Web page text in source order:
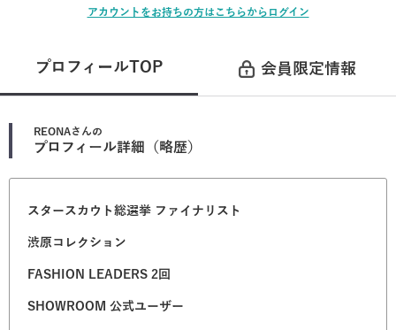
アカウントをお持ちの方はこちらからログイン
プロフィールTOP 会員限定情報
REONAさんの
プロフィール詳細（略歴）
スタースカウト総選挙 ファイナリスト
渋原コレクション
FASHION LEADERS 2回
SHOWROOM 公式ユーザー